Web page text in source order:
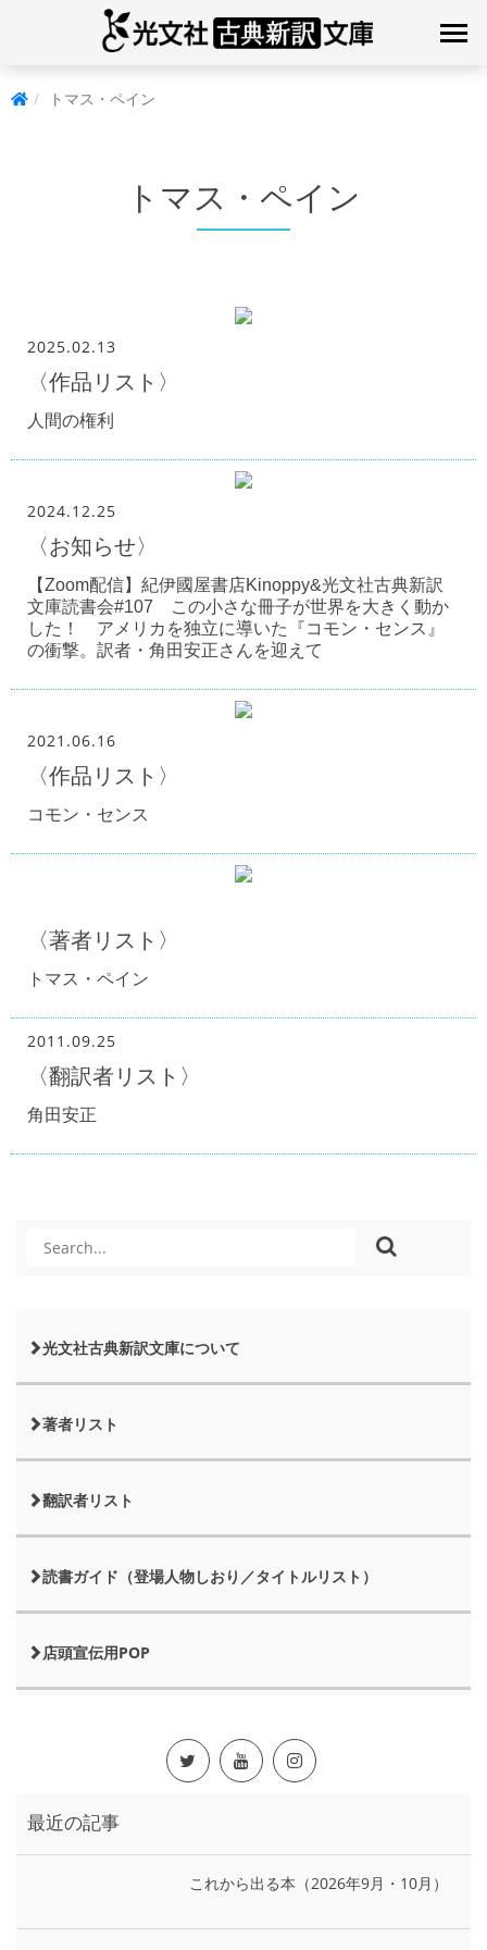
トマス・ペイン
トマス・ペイン
2025.02.13
〈作品リスト〉
人間の権利
2024.12.25
〈お知らせ〉
【Zoom配信】紀伊國屋書店Kinoppy&光文社古典新訳
文庫読書会#107 この小さな冊子が世界を大きく動か
した！ アメリカを独立に導いた『コモン・センス』
の衝撃。訳者・角田安正さんを迎えて
2021.06.16
〈作品リスト〉
コモン・センス
〈著者リスト〉
トマス・ペイン
2011.09.25
〈翻訳者リスト〉
角田安正
光文社古典新訳文庫について
著者リスト
翻訳者リスト
読書ガイド（登場人物しおり／タイトルリスト）
店頭宣伝用POP
最近の記事
これから出る本（2026年9月・10月）